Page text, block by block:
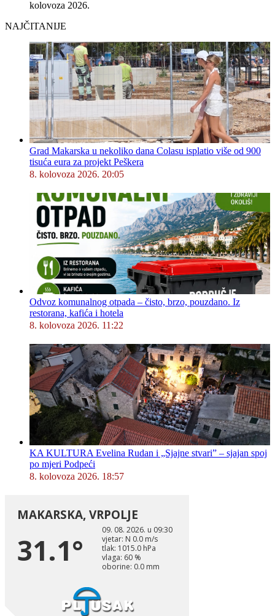
kolovoza 2026.
NAJČITANIJE
Grad Makarska u nekoliko dana Colasu isplatio više od 900
tisuća eura za projekt Peškera
8. kolovoza 2026. 20:05
Odvoz komunalnog otpada – čisto, brzo, pouzdano. Iz
restorana, kafića i hotela
8. kolovoza 2026. 11:22
KA KULTURA Evelina Rudan i „Sjajne stvari” – sjajan spoj
po mjeri Podpeći
8. kolovoza 2026. 18:57